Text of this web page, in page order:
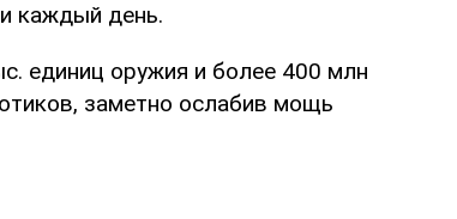
каждый день.
единиц оружия и более 400 млн
заметно ослабив мощь